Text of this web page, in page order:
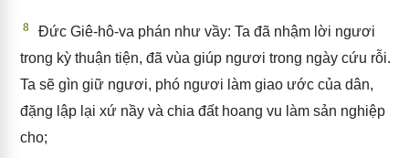
8
Đức Giê-hô-va phán như vầy: Ta đã nhậm lời ngươi
trong kỳ thuận tiện, đã vùa giúp ngươi trong ngày cứu rỗi.
Ta sẽ gìn giữ ngươi, phó ngươi làm giao ước của dân,
đặng lập lại xứ nầy và chia đất hoang vu làm sản nghiệp
cho;